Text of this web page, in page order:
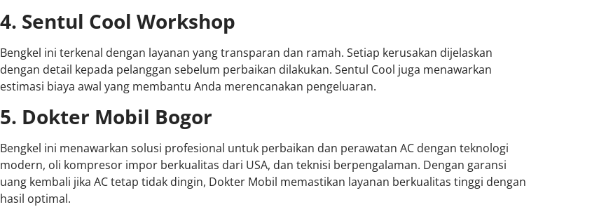
4. Sentul Cool Workshop
Bengkel ini terkenal dengan layanan yang transparan dan ramah. Setiap kerusakan dijelaskan
dengan detail kepada pelanggan sebelum perbaikan dilakukan. Sentul Cool juga menawarkan
estimasi biaya awal yang membantu Anda merencanakan pengeluaran.
5. Dokter Mobil Bogor
Bengkel ini menawarkan solusi profesional untuk perbaikan dan perawatan AC dengan teknologi
modern, oli kompresor impor berkualitas dari USA, dan teknisi berpengalaman. Dengan garansi
uang kembali jika AC tetap tidak dingin, Dokter Mobil memastikan layanan berkualitas tinggi dengan
hasil optimal.